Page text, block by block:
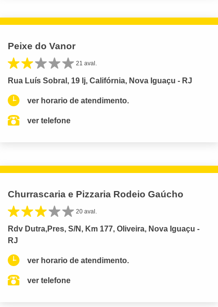
Peixe do Vanor
21 aval.
Rua Luís Sobral, 19 lj, Califórnia, Nova Iguaçu - RJ
ver horario de atendimento.
ver telefone
Churrascaria e Pizzaria Rodeio Gaúcho
20 aval.
Rdv Dutra,Pres, S/N, Km 177, Oliveira, Nova Iguaçu -
RJ
ver horario de atendimento.
ver telefone